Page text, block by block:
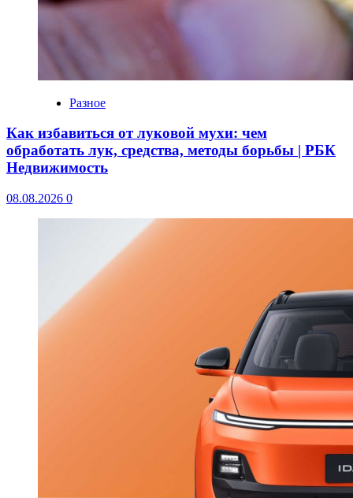
Разное
Как избавиться от луковой мухи: чем
обработать лук, средства, методы борьбы | РБК
Недвижимость
08.08.2026 0